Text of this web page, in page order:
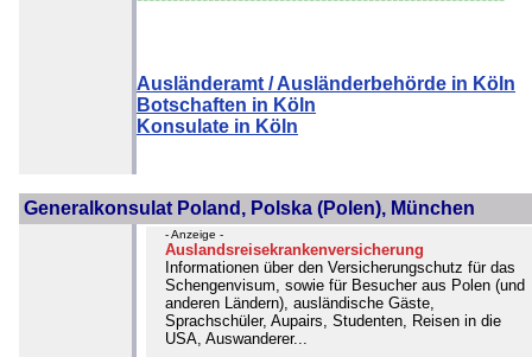
Ausländeramt / Ausländerbehörde in Köln
Botschaften in Köln
Konsulate in Köln
Generalkonsulat Poland, Polska (Polen), München
- Anzeige -
Auslandsreisekrankenversicherung
Informationen über den Versicherungschutz für das
Schengenvisum, sowie für Besucher aus Polen (und
anderen Ländern), ausländische Gäste,
Sprachschüler, Aupairs, Studenten, Reisen in die
USA, Auswanderer...